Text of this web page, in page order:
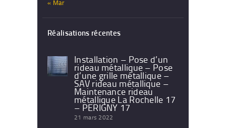
« Mar
Réalisations récentes
Installation – Pose d’un
rideau métallique – Pose
d’une grille métallique –
SAV rideau métallique –
Maintenance rideau
métallique La Rochelle 17
– PERIGNY 17
21 mars 2022